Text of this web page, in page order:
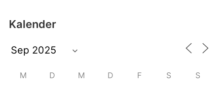
Kalender
M D M D F S S